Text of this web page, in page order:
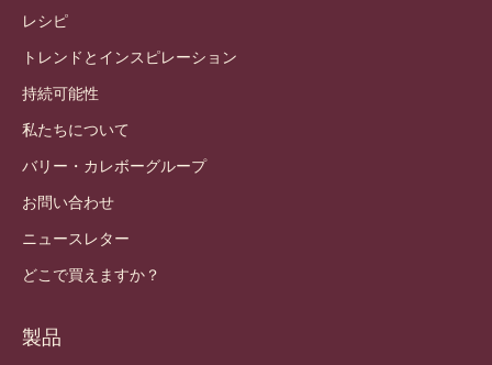
Callebaut
レシピ
トレンドとインスピレーション
持続可能性
私たちについて
バリー・カレボーグループ
お問い合わせ
ニュースレター
どこで買えますか？
製品